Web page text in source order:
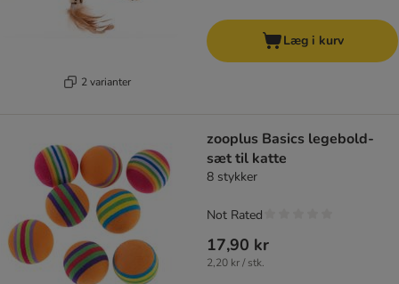
2 varianter
Læg i kurv
zooplus Basics legebold-
sæt til katte
8 stykker
17,90 kr
2,20 kr / stk.
Not Rated